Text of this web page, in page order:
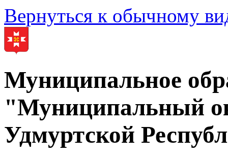
Вернуться к обычному
Муниципальное
"Муниципальный
Удмуртской